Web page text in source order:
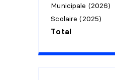
Municipale (2026)
Scolaire (2025)
Total